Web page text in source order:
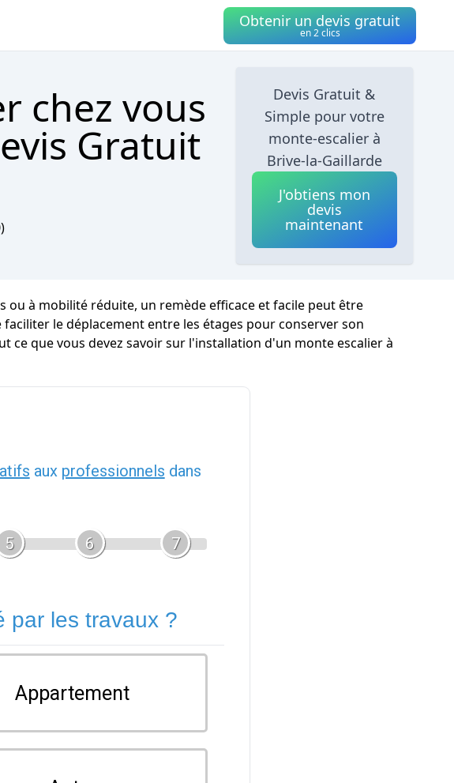
Obtenir un devis gratuit
en 2 clics
chez vous
Gratuit
Devis Gratuit &
Simple pour votre
monte-escalier à
Brive-la-Gaillarde
J'obtiens mon
devis
maintenant
ou à mobilité réduite, un remède efficace et facile peut être
le déplacement entre les étages pour conserver son
ce que vous devez savoir sur l'installation d'un monte escalier à
aux professionnels dans
5 6 7
par les travaux ?
Appartement